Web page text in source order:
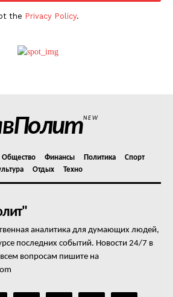
the Privacy Policy.
NEW
Общество Финансы Политика
Спорт
Отдых Техно
аналитика для думающих людей,
последних событий. Новости 24/7 в
вопросам пишите на